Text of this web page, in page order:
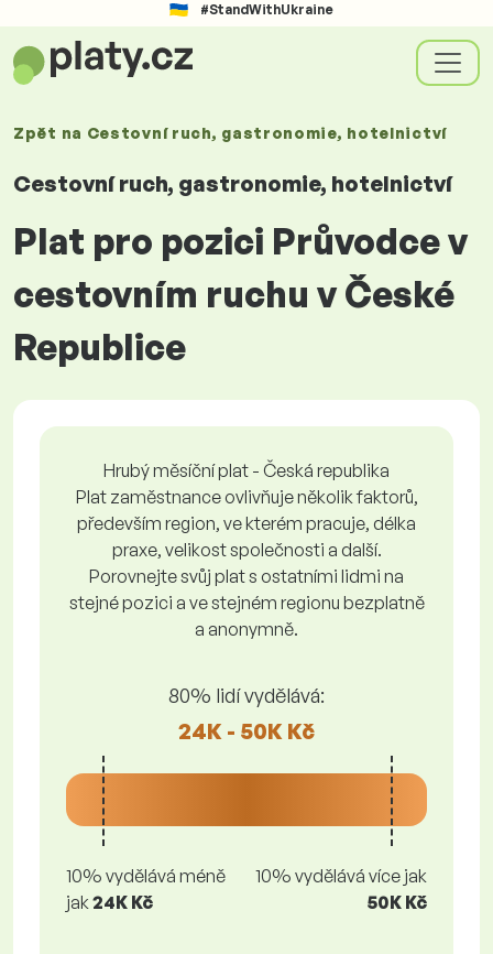
#StandWithUkraine
Zpět na Cestovní ruch, gastronomie, hotelnictví
Cestovní ruch, gastronomie, hotelnictví
Plat pro pozici Průvodce v
cestovním ruchu v České
Republice
Hrubý měsíční plat - Česká republika
Plat zaměstnance ovlivňuje několik faktorů,
především region, ve kterém pracuje, délka
praxe, velikost společnosti a další.
Porovnejte svůj plat s ostatními lidmi na
stejné pozici a ve stejném regionu bezplatně
a anonymně.
80% lidí vydělává:
24K - 50K Kč
10% vydělává méně
jak24K Kč
10% vydělává více jak
50K Kč